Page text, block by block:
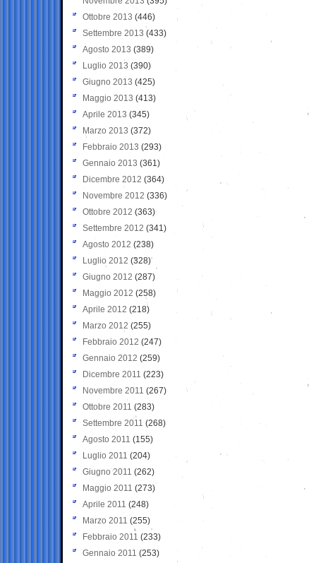
Ottobre 2013 (446)
Settembre 2013 (433)
Agosto 2013 (389)
Luglio 2013 (390)
Giugno 2013 (425)
Maggio 2013 (413)
Aprile 2013 (345)
Marzo 2013 (372)
Febbraio 2013 (293)
Gennaio 2013 (361)
Dicembre 2012 (364)
Novembre 2012 (336)
Ottobre 2012 (363)
Settembre 2012 (341)
Agosto 2012 (238)
Luglio 2012 (328)
Giugno 2012 (287)
Maggio 2012 (258)
Aprile 2012 (218)
Marzo 2012 (255)
Febbraio 2012 (247)
Gennaio 2012 (259)
Dicembre 2011 (223)
Novembre 2011 (267)
Ottobre 2011 (283)
Settembre 2011 (268)
Agosto 2011 (155)
Luglio 2011 (204)
Giugno 2011 (262)
Maggio 2011 (273)
Aprile 2011 (248)
Marzo 2011 (255)
Febbraio 2011 (233)
Gennaio 2011 (253)